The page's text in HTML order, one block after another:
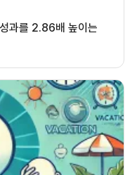
과를 2.86배 높이는